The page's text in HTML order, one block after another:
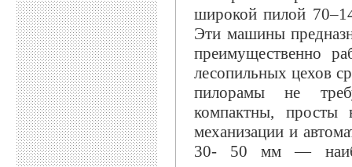
широкой пилой
Эти машины
преимущественно
лесопильных цехов
пилорамы не
компактны, просты
механизации и
30- 50 мм —